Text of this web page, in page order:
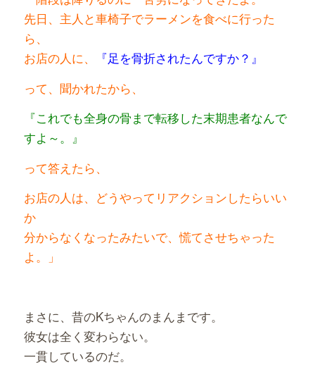
先日、主人と車椅子でラーメンを食べに行った
ら、
お店の人に、
『足を骨折されたんですか？』
って、聞かれたから、
『これでも全身の骨まで転移した末期患者なんで
すよ～。』
って答えたら、
お店の人は、どうやってリアクションしたらいい
か
分からなくなったみたいで、慌てさせちゃった
よ。」
まさに、昔のKちゃんのまんまです。
彼女は全く変わらない。
一貫しているのだ。